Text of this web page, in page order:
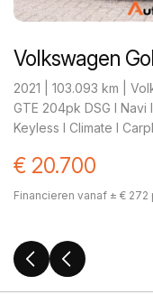
Volkswagen
2021 | 103.093 km |
GTE 204pk DSG I Navi
Keyless I Climate I
€ 20.700
Financieren vanaf ± € 272